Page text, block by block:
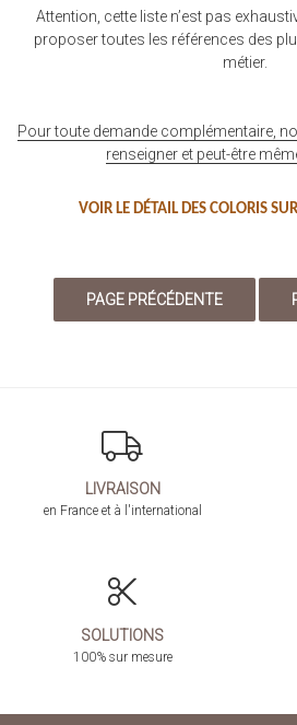
Attention, cette liste n’est pas
proposer toutes les références des
métier.
Pour toute demande complémentaire,
renseigner et peut-être
VOIR LE DÉTAIL DES COLORIS
LIVRAISON
en France et à l'international
SOLUTIONS
100% sur mesure